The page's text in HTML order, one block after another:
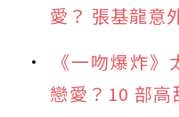
愛？ 張基龍意
《一吻爆炸
戀愛？10 部